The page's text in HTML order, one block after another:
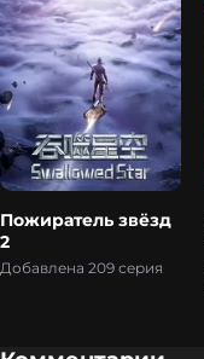
Пожиратель звёзд
2
Добавлена 209 серия